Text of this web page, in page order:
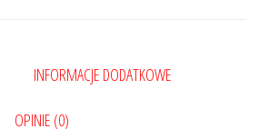
INFORMACJE DODATKOWE
OPINIE (0)